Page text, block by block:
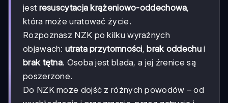
jest resuscytacja krążeniowo-oddechowa,
która może uratować życie.
Rozpoznasz NZK po kilku wyraźnych
objawach:utrata przytomności, brak oddechui
brak tętna. Osoba jest blada, a jej źrenice są
poszerzone.
Do NZK może dojść z różnych powodów – od